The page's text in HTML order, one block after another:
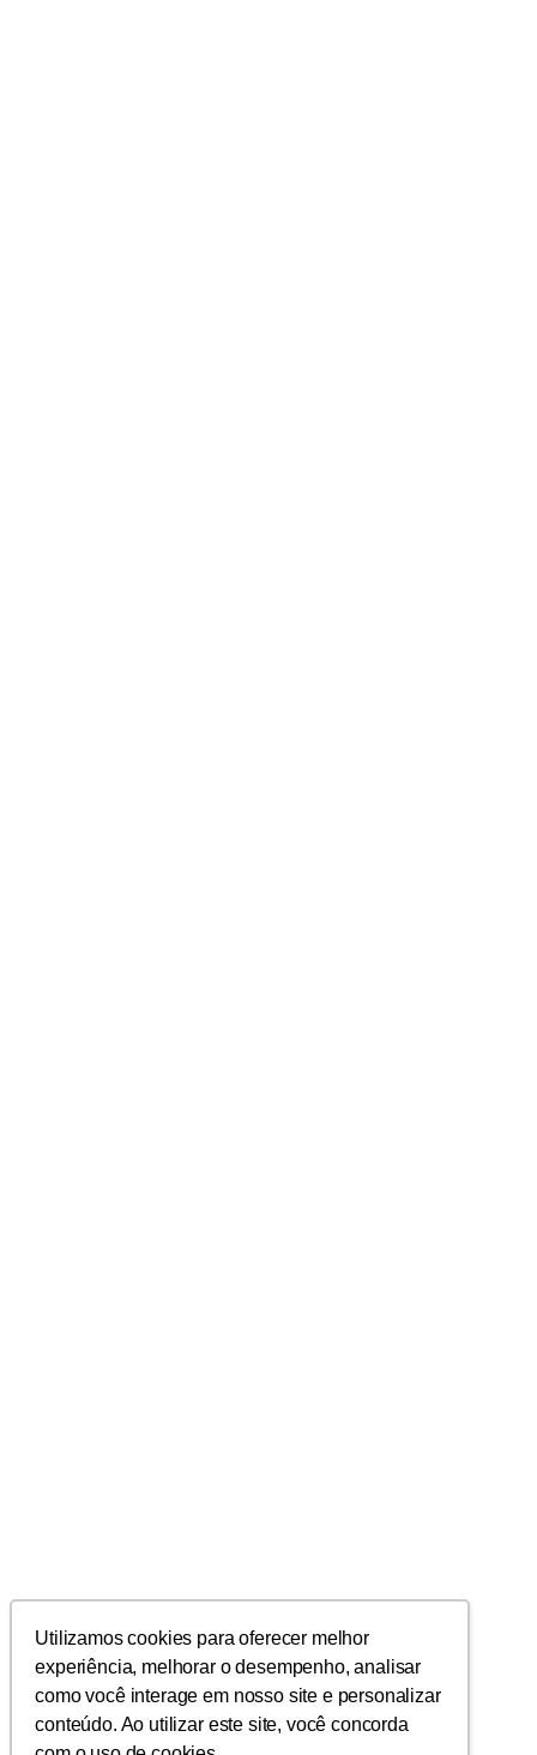
Utilizamos cookies para oferecer melhor
experiência, melhorar o desempenho, analisar
como você interage em nosso site e personalizar
conteúdo. Ao utilizar este site, você concorda